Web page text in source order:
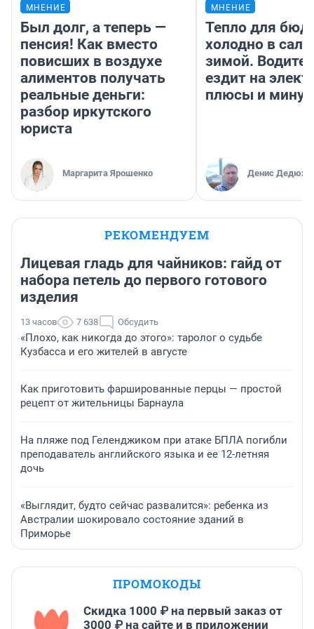
МНЕНИЕ
Был долг, а теперь —
пенсия! Как вместо
повисших в воздухе
алиментов получать
реальные деньги:
разбор иркутского
юриста
Маргарита Ярошенко
МНЕНИЕ
Тепло для
холодно в
зимой.
ездит на
плюсы и
Денис
РЕКОМЕНДУЕМ
Лицевая гладь для чайников: гайд от
набора петель до первого готового
изделия
13 часов 7 638 Обсудить
«Плохо, как никогда до этого»: таролог о судьбе
Кузбасса и его жителей в августе
Как приготовить фаршированные перцы — простой
рецепт от жительницы Барнаула
На пляже под Геленджиком при атаке БПЛА погибли
преподаватель английского языка и ее 12-летняя
дочь
«Выглядит, будто сейчас развалится»: ребенка из
Австралии шокировало состояние зданий в
Приморье
ПРОМОКОДЫ
Скидка 1000 ₽ на первый заказ от
3000 ₽ на сайте и в приложении